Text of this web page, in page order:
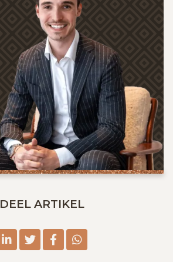
DEEL ARTIKEL
linkedin
twitter
facebook
whatsapp